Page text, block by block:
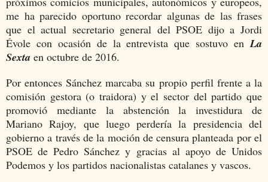
me ha parecido oportuno recordar algunas de las frases
que el actual secretario general del PSOE dijo a Jordi
Évole con ocasión de la entrevista que sostuvo en La
Sexta en octubre de 2016.
Por entonces Sánchez marcaba su propio perfil frente a la
comisión gestora (o traidora) y el sector del partido que
promovió mediante la abstención la investidura de
Mariano Rajoy, que luego perdería la presidencia del
gobierno a través de la moción de censura planteada por el
PSOE de Pedro Sánchez y gracias al apoyo de Unidos
Podemos y los partidos nacionalistas catalanes y vascos.